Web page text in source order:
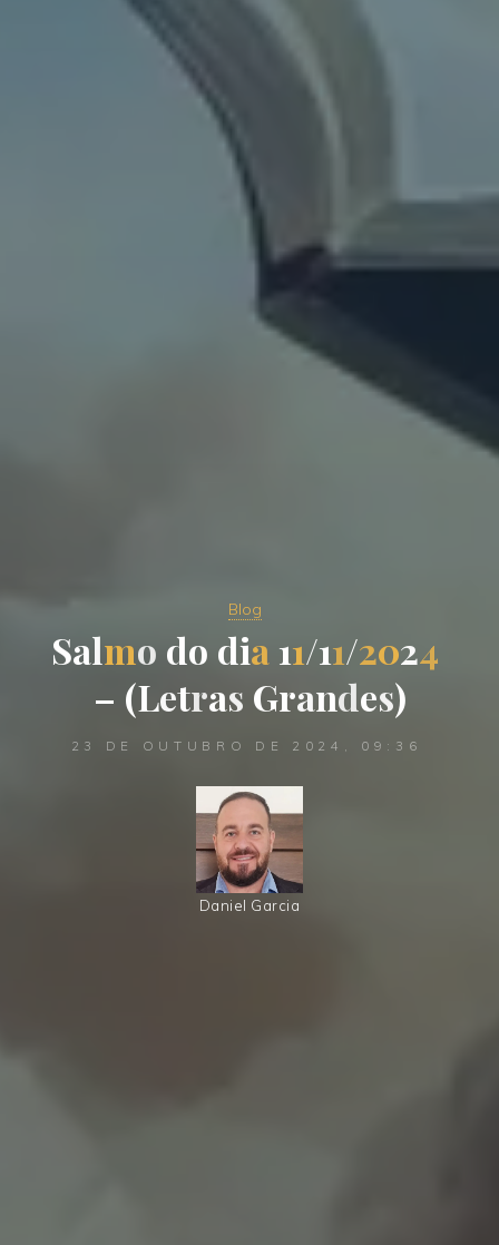
Blog
Salmo do dia 11/11/2024
– (Letras Grandes)
23 DE OUTUBRO DE 2024, 09:36
Daniel Garcia